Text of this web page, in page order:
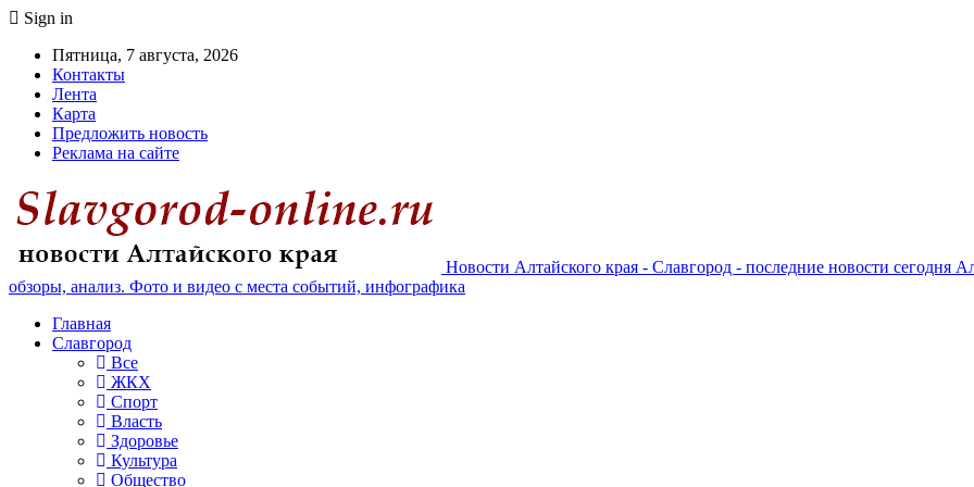
Sign in
Пятница, 7 августа, 2026
Контакты
Лента
Карта
Предложить новость
Реклама на сайте
Новости Алтайского края - Славгород - последние новости сегодня
обзоры, анализ. Фото и видео с места событий, инфографика
Главная
Славгород
Все
ЖКХ
Спорт
Власть
Здоровье
Культура
Общество